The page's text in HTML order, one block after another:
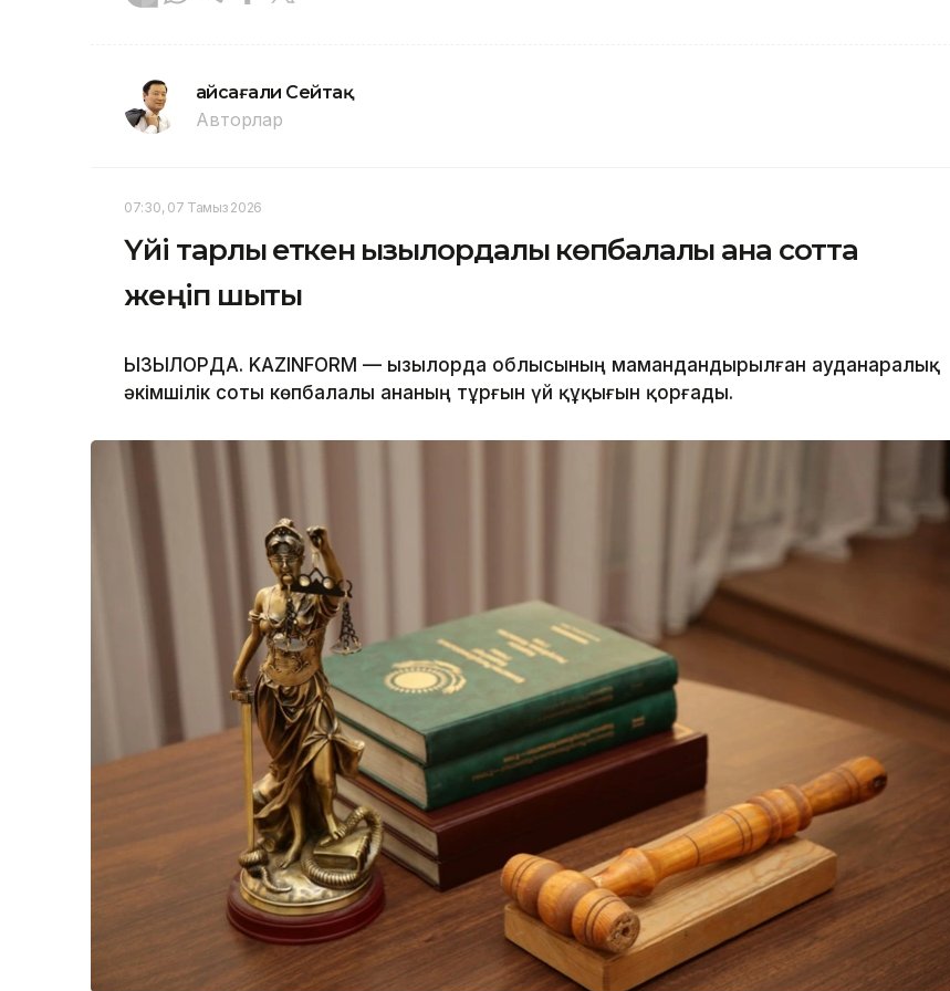
Ғайсағали Сейтақ
Авторлар
07:30, 07 Тамыз 2026
Үйі тарлық еткен қызылордалық көпбалалы ана сотта
жеңіп шықты
ҚЫЗЫЛОРДА. KAZINFORM — Қызылорда облысының мамандандырылған ауданаралық
әкімшілік соты көпбалалы ананың тұрғын үй құқығын қорғады.